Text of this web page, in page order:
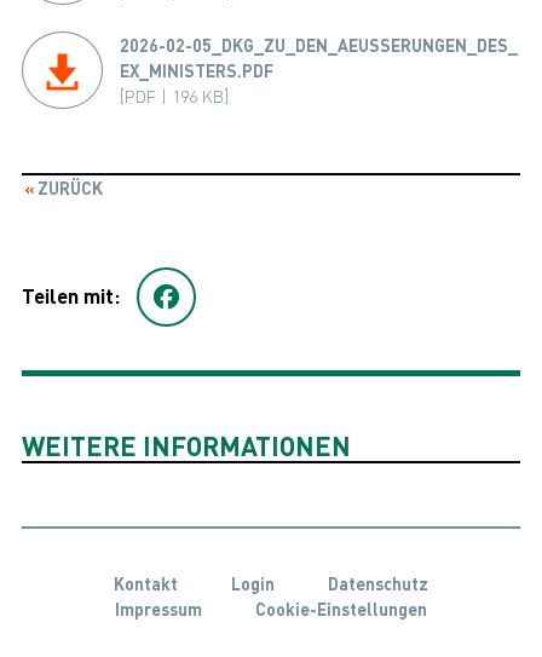
2026-02-05_DKG_ZU_DEN_AEUSSERUNGEN_DES_
EX_MINISTERS.PDF
[PDF | 196 KB]
ZURÜCK
Teilen mit:
WEITERE INFORMATIONEN
Kontakt Login
Datenschutz
Impressum
Cookie-Einstellungen